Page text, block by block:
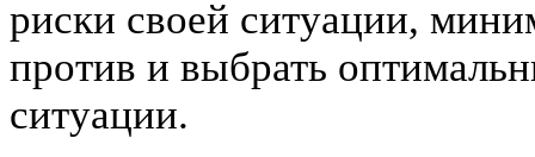
риски своей ситуации,
против и выбрать
ситуации.